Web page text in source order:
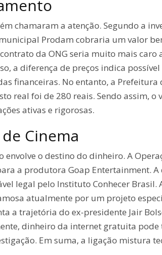
chamaram a atenção. Segundo a
Prodam cobraria um valor
da ONG seria muito mais
a diferença de preços indica
financeiras. No entanto, a Prefeitura
real foi de 280 reais. Sendo assim,
ativas e rigorosas.
Cinema
o destino do dinheiro. A
a produtora Goap Entertainment.
legal pelo Instituto Conhecer
atualmente por um projeto
a trajetória do ex-presidente Jair
dinheiro da internet gratuita
Em suma, a ligação mistura